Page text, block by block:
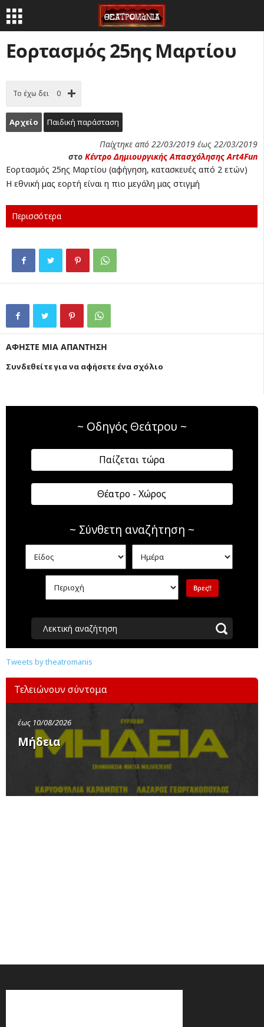
Εορτασμός 25ης Μαρτίου
Το έχω δει 0
Αρχείο Παιδική παράσταση
Παίχτηκε από 22/03/2019 έως 22/03/2019
στο Κέντρο Δημιουργικής Απασχόλησης Art4Fun
Εορτασμός 25ης Μαρτίου (αφήγηση, κατασκευές από 2 ετών)
Η εθνική μας εορτή είναι η πιο μεγάλη μας στιγμή
Περισσότερα
ΑΦΗΣΤΕ ΜΙΑ ΑΠΑΝΤΗΣΗ
Συνδεθείτε για να αφήσετε ένα σχόλιο
~ Οδηγός Θεάτρου ~
Παίζεται τώρα
Θέατρο - Χώρος
~ Σύνθετη αναζήτηση ~
Λεκτική αναζήτηση
Tweets by theatromanis
Τελειώνουν σύντομα
έως 10/08/2026
Μήδεια